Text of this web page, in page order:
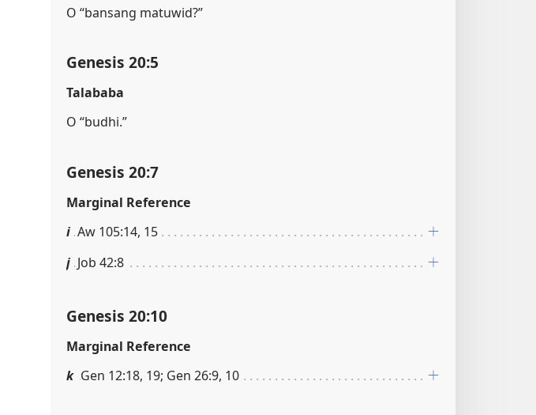
O “bansang matuwid?”
Genesis 20:5
Talababa
O “budhi.”
Genesis 20:7
Marginal Reference
i Aw 105:14, 15
j Job 42:8
Genesis 20:10
Marginal Reference
k Gen 12:18, 19; Gen 26:9, 10